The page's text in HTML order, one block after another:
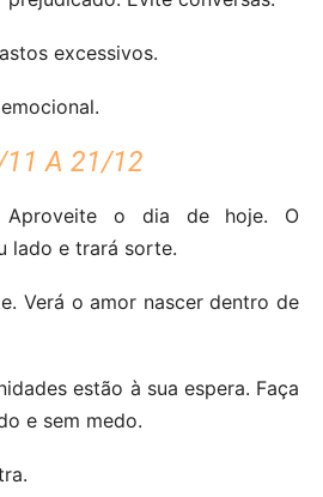
excessivos.
11 A 21/12
Aproveite o dia de hoje. O
lado e trará sorte.
Verá o amor nascer dentro de
estão à sua espera. Faça
e sem medo.